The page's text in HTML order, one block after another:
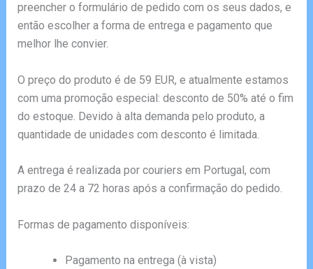
preencher o formulário de pedido com os seus dados, e
então escolher a forma de entrega e pagamento que
melhor lhe convier.
O preço do produto é de 59 EUR, e atualmente estamos
com uma promoção especial: desconto de 50% até o fim
do estoque. Devido à alta demanda pelo produto, a
quantidade de unidades com desconto é limitada.
A entrega é realizada por couriers em Portugal, com
prazo de 24 a 72 horas após a confirmação do pedido.
Formas de pagamento disponíveis:
Pagamento na entrega (à vista)